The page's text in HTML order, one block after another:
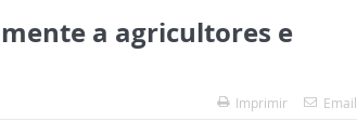
a agricultores e
Imprimir Email